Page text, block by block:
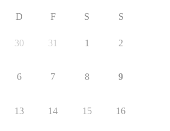
D F S S
30 31 1 2
6 7 8 9
13 14 15 16